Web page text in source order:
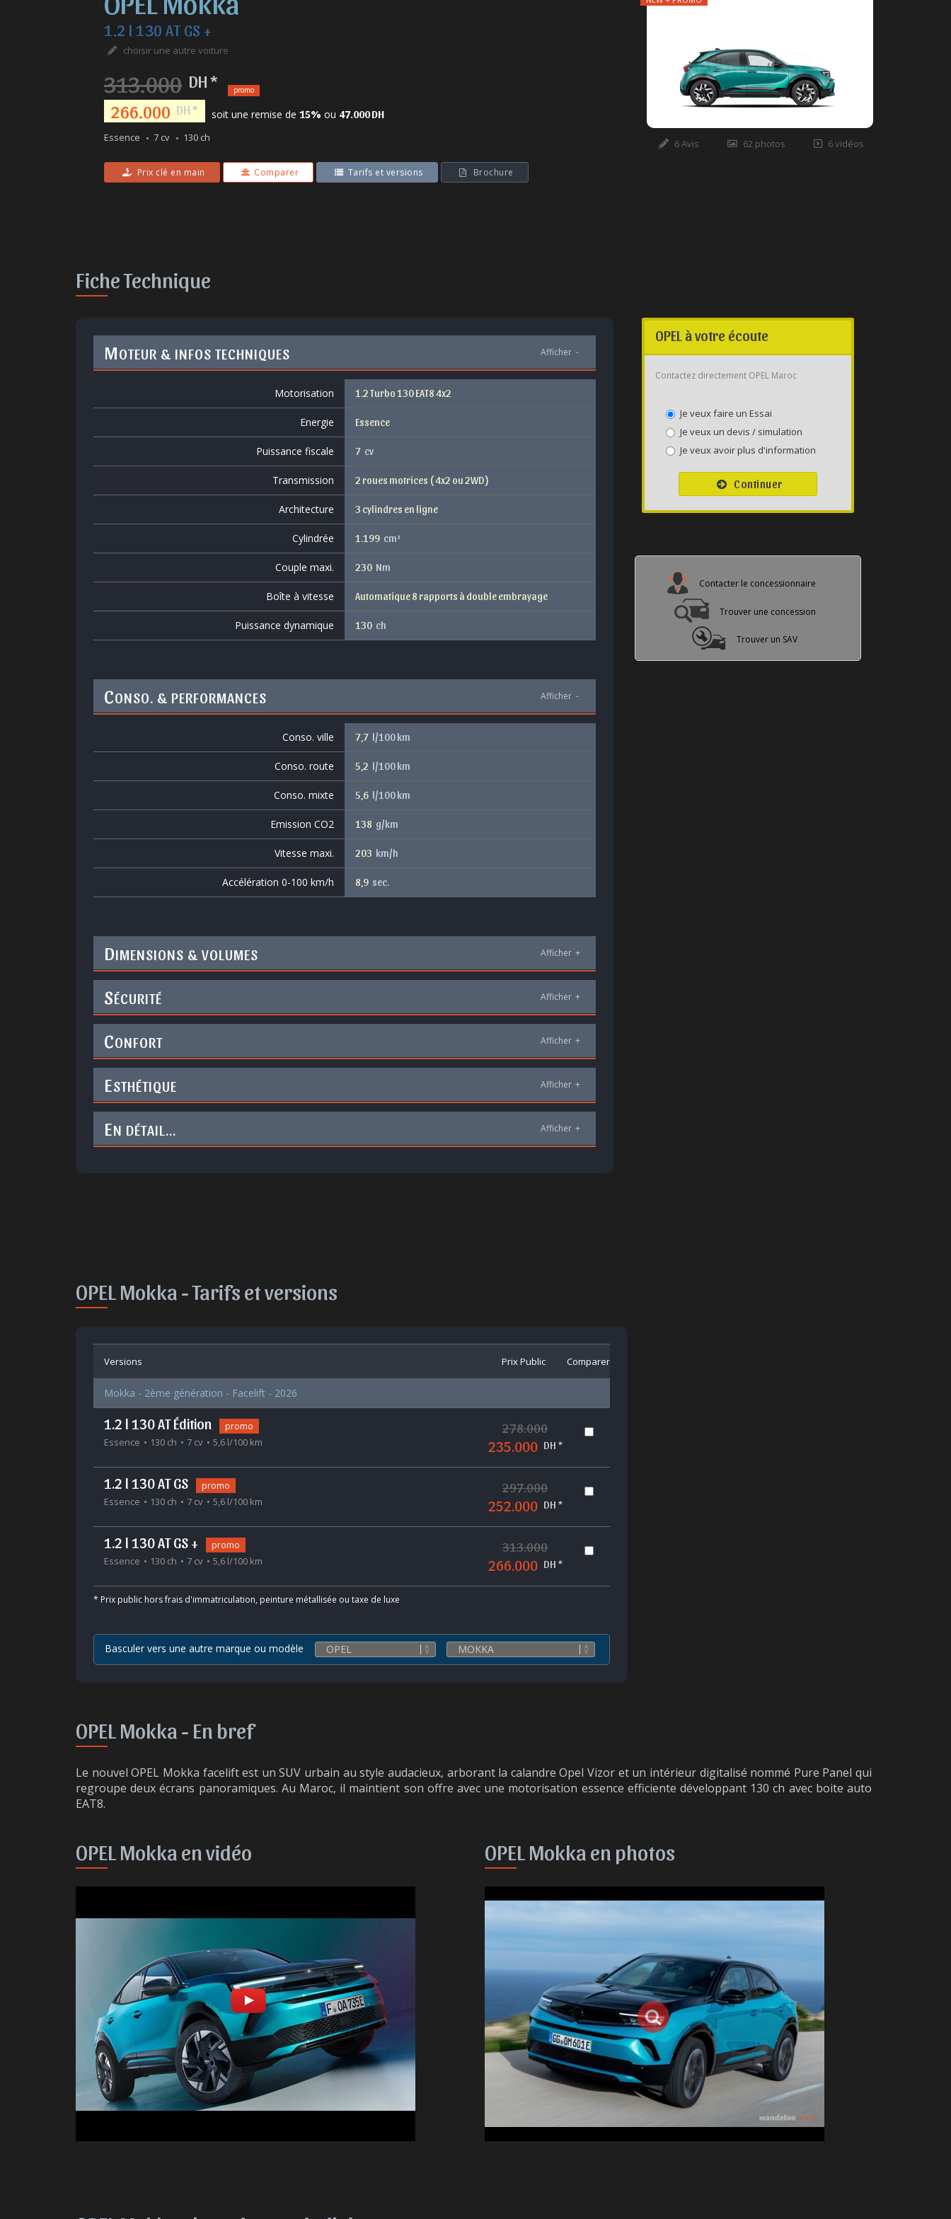
1.2 l 130 AT GS +
choisir une autre voiture
6 Avis 62 photos 6 vidéos
313.000 DH * promo
266.000 DH * soit une remise de 15% ou 47.000 DH
Essence 7 cv 130 ch
Prix clé en main Comparer Tarifs et versions Brochure
Fiche Technique
MOTEUR & INFOS TECHNIQUES Afficher -
Motorisation 1.2 Turbo 130 EAT8 4x2
Energie Essence
Puissance fiscale 7 cv
Transmission 2 roues motrices ( 4x2 ou 2WD )
Architecture 3 cylindres en ligne
Cylindrée 1.199 cm³
Couple maxi. 230 Nm
Boîte à vitesse Automatique 8 rapports à double embrayage
Puissance dynamique 130 ch
CONSO. & PERFORMANCES Afficher -
Conso. ville 7,7 l/100 km
Conso. route 5,2 l/100 km
Conso. mixte 5,6 l/100 km
Emission CO2 138 g/km
Vitesse maxi. 203 km/h
Accélération 0-100 km/h 8,9 sec.
DIMENSIONS & VOLUMES Afficher +
SÉCURITÉ Afficher +
CONFORT Afficher +
ESTHÉTIQUE Afficher +
EN DÉTAIL... Afficher +
OPEL à votre écoute
Contactez directement OPEL Maroc
Je veux faire un Essai
Je veux un devis / simulation
Je veux avoir plus d'information
Continuer
Contacter le concessionnaire
Trouver une concession
Trouver un SAV
OPEL Mokka -Tarifs et versions
Versions Prix Public Comparer
Mokka - 2ème génération - Facelift - 2026
1.2 l 130 AT Édition promo
Essence 130 ch 7 cv 5,6 l/100 km
278.000
235.000 DH *
1.2 l 130 AT GS promo
Essence 130 ch 7 cv 5,6 l/100 km
297.000
252.000 DH *
1.2 l 130 AT GS + promo
Essence 130 ch 7 cv 5,6 l/100 km
313.000
266.000 DH *
* Prix public hors frais d'immatriculation, peinture métallisée ou taxe de luxe
Basculer vers une autre marque ou modèle
OPEL Mokka - En bref
Le nouvel OPEL Mokka facelift est un SUV urbain au style audacieux, arborant la calandre Opel Vizor et un intérieur digitalisé nommé Pure Panel qui
regroupe deux écrans panoramiques. Au Maroc, il maintient son offre avec une motorisation essence efficiente développant 130 ch avec boite auto
EAT8.
OPEL Mokka en vidéo OPEL Mokka en photos